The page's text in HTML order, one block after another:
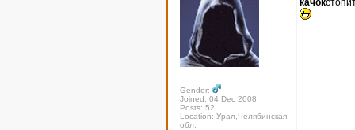
Gender:
Joined: 04 Dec 2008
Posts: 52
Location: Урал,Челябинская
обл.
качок